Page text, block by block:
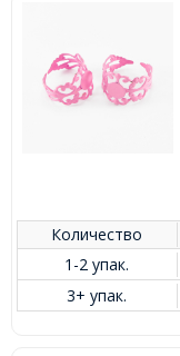
Количество
1-2 упак.
3+ упак.